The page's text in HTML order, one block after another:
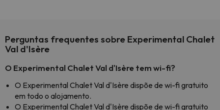
Perguntas frequentes sobre Experimental Chalet
Val d'Isère
O Experimental Chalet Val d'Isère tem wi-fi?
O Experimental Chalet Val d'Isère dispõe de wi-fi gratuito
em todo o alojamento.
O Experimental Chalet Val d'Isère dispõe de wi-fi gratuito